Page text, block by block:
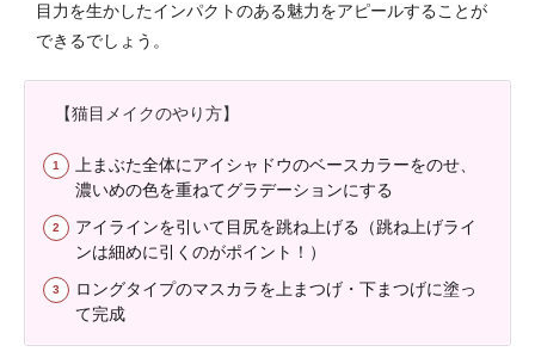
目力を生かしたインパクトのある魅力をアピールすることが
できるでしょう。
【猫目メイクのやり方】
上まぶた全体にアイシャドウのベースカラーをのせ、
濃いめの色を重ねてグラデーションにする
アイラインを引いて目尻を跳ね上げる（跳ね上げライ
ンは細めに引くのがポイント！）
ロングタイプのマスカラを上まつげ・下まつげに塗っ
て完成